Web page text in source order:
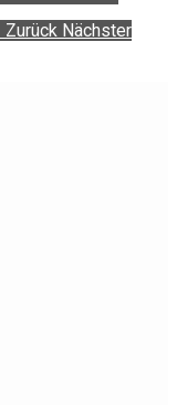
Zurück Nächster